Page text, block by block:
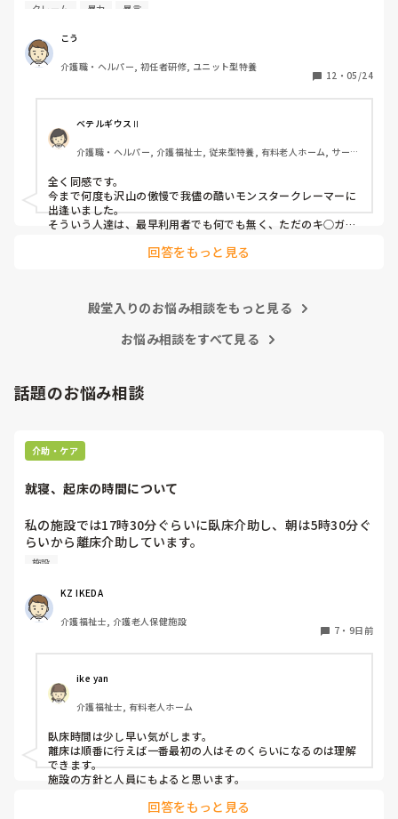
いる感じは否めません。
特に、利用者からの暴力・暴言、家族からのクレームをいつ
までも我慢するのは心情としておかしいのではと思います。
介護職員というより福祉人として間違っている考えだとは思
いますが、割りきって仕事をしていく必要があるのでしょう
心身をやられたりしたら、介護職員をやりたくなくなると思
うんですよね。
クレーム 暴力 暴言
こう
介護職・ヘルパー, 初任者研修, ユニット型特養
12 ・ 05/24
ベテルギウスⅡ
介護職・ヘルパー, 介護福祉士, 従来型特養, 有料老人ホーム, サービ
ット型特養
全く同感です。
今まで何度も沢山の傲慢で我儘の酷いモンスタークレーマーに
出逢いました。
そういう人達は、最早利用者でも何でも無く、ただのキ○ガイ
無理難題を言って来るこの人達には、毅然とした態度や対応が
まり、精神がやられた結果辞めて行きます。
治体や他職種にも拡大して、介護職に取っても働きやすい職場
回答をもっと見る
殿堂入りのお悩み相談をもっと見る
お悩み相談をすべて見る
話題のお悩み相談
介助・ケア
就寝、起床の時間について
私の施設では17時30分ぐらいに臥床介助し、朝は5時30分ぐ
らいから離床介助しています。
順番は当然、身体状態や体調面を考慮して決めています。そ
が、みなさんの施設は何時ごろから臥床、離床されてます
か？
施設
KZ IKEDA
介護福祉士, 介護老人保健施設
7 ・ 9日前
ike yan
介護福祉士, 有料老人ホーム
臥床時間は少し早い気がします。
離床は順番に行えば一番最初の人はそのくらいになるのは理解
できます。
施設の方針と人員にもよると思います。
回答をもっと見る